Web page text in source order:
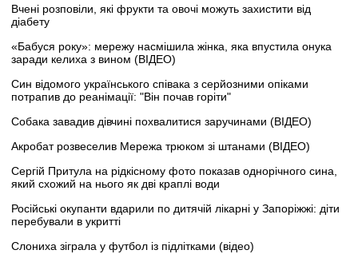
Вчені розповіли, які фрукти та овочі можуть захистити від
діабету
«Бабуся року»: мережу насмішила жінка, яка впустила онука
заради келиха з вином (ВІДЕО)
Син відомого українського співака з серйозними опіками
потрапив до реанімації: "Він почав горіти"
Собака завадив дівчині похвалитися заручинами (ВІДЕО)
Акробат розвеселив Мережа трюком зі штанами (ВІДЕО)
Сергій Притула на рідкісному фото показав однорічного сина,
який схожий на нього як дві краплі води
Російські окупанти вдарили по дитячій лікарні у Запоріжжі: діти
перебували в укритті
Слониха зіграла у футбол із підлітками (відео)